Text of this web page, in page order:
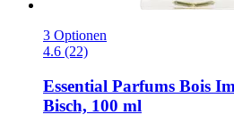
3 Optionen
4.6 (22)
Essential Parfums Bois
Bisch, 100 ml